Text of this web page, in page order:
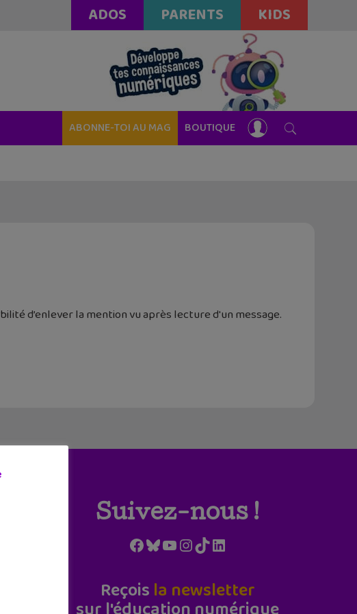
ADOS PARENTS KIDS
ABONNE-TOI AU MAG BOUTIQUE
d’enlever la mention vu après lecture d'un message.
Suivez-nous !
Facebook
Bluesky
YouTube
Instagram
TikTokLinkedIn
Reçois la newsletter